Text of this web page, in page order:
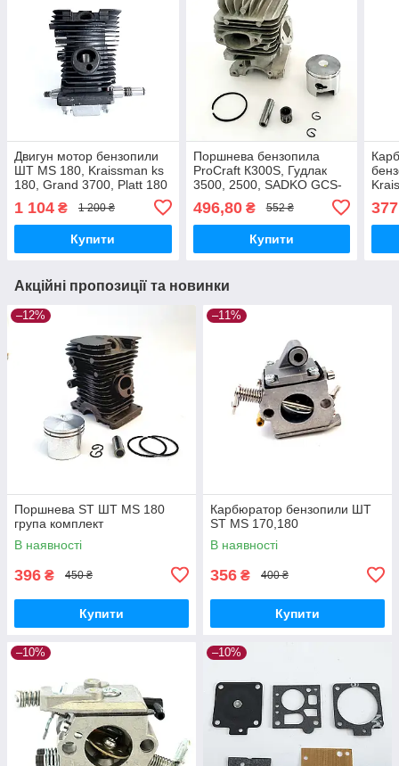
Двигун мотор бензопили
ШТ MS 180, Kraissman ks
180, Grand 3700, Platt 180
1 104 ₴ 1 200 ₴
Купити
Поршнева бензопила
ProCraft К300S, Гудлак
3500, 2500, SADKO GCS-
Білорус
496,80₴ 552 ₴
Купити
Акційні пропозиції та новинки
–12%
Поршнева ST ШТ MS 180
група комплект
В наявності
396 ₴ 450 ₴
Купити
–11%
Карбюратор бензопили ШТ
ST MS 170,180
В наявності
356 ₴ 400 ₴
Купити
–10% –10%